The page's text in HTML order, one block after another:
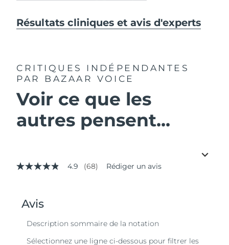
Résultats cliniques et avis d'experts
CRITIQUES INDÉPENDANTES
PAR BAZAAR VOICE
Voir ce que les
autres pensent...
4.9
valeur
de
note
4.9 (68) Rédiger un avis